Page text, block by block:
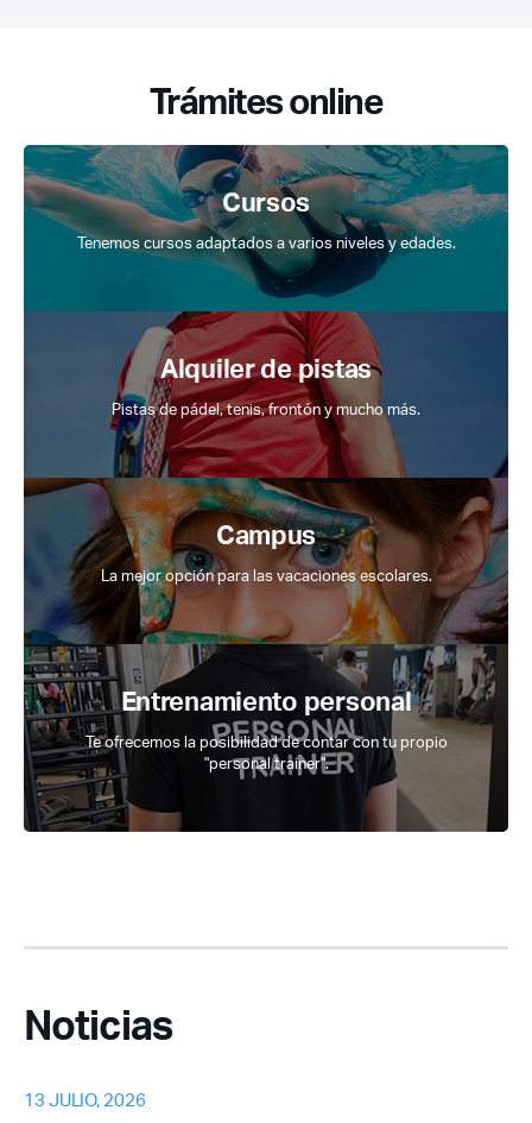
Trámites online
Cursos
Tenemos cursos adaptados a varios niveles y edades.
Alquiler de pistas
Pistas de pádel, tenis, frontón y mucho más.
Campus
La mejor opción para las vacaciones escolares.
Entrenamiento personal
Te ofrecemos la posibilidad de contar con tu propio
"personal trainer".
Noticias
13 JULIO, 2026